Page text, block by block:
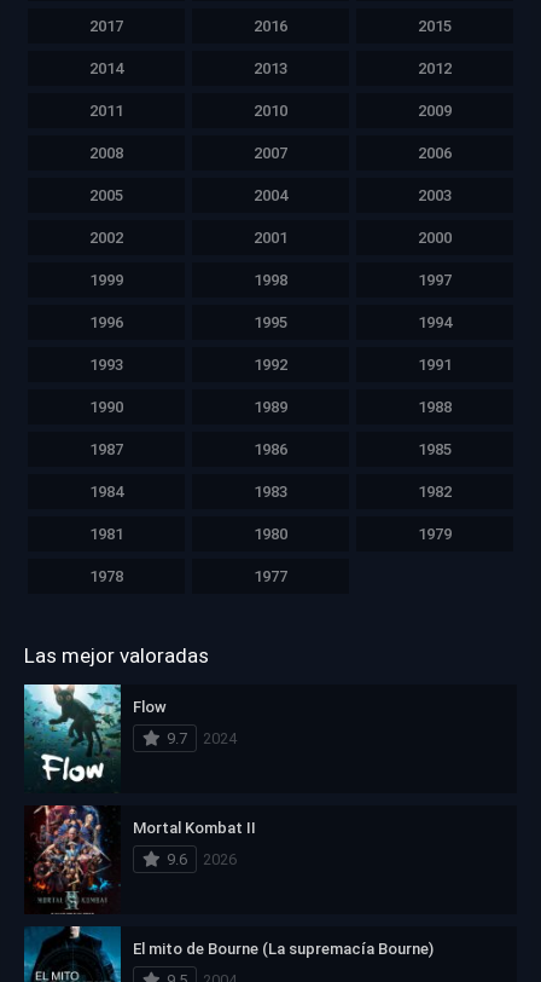
2017 2016 2015
2014 2013 2012
2011 2010 2009
2008 2007 2006
2005 2004 2003
2002 2001 2000
1999 1998 1997
1996 1995 1994
1993 1992 1991
1990 1989 1988
1987 1986 1985
1984 1983 1982
1981 1980 1979
1978 1977
Las mejor valoradas
Flow
9.7
2024
Mortal Kombat II
9.6
2026
El mito de Bourne (La supremacía Bourne)